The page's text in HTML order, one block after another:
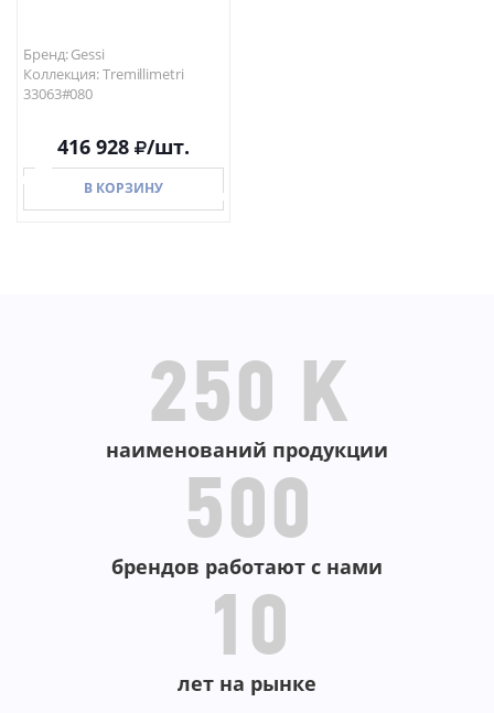
Бренд: Gessi
Коллекция: Tremillimetri
33063#080
416 928 /шт.
В КОРЗИНУ
250 K
наименований продукции
500
брендов работают с нами
10
лет на рынке